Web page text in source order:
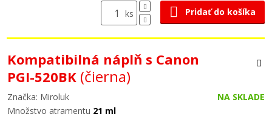
ks Pridať do košíka
Kompatibilná náplň s Canon
PGI-520BK (čierna)
Značka: Miroluk
NA SKLADE
Množstvo atramentu 21 ml